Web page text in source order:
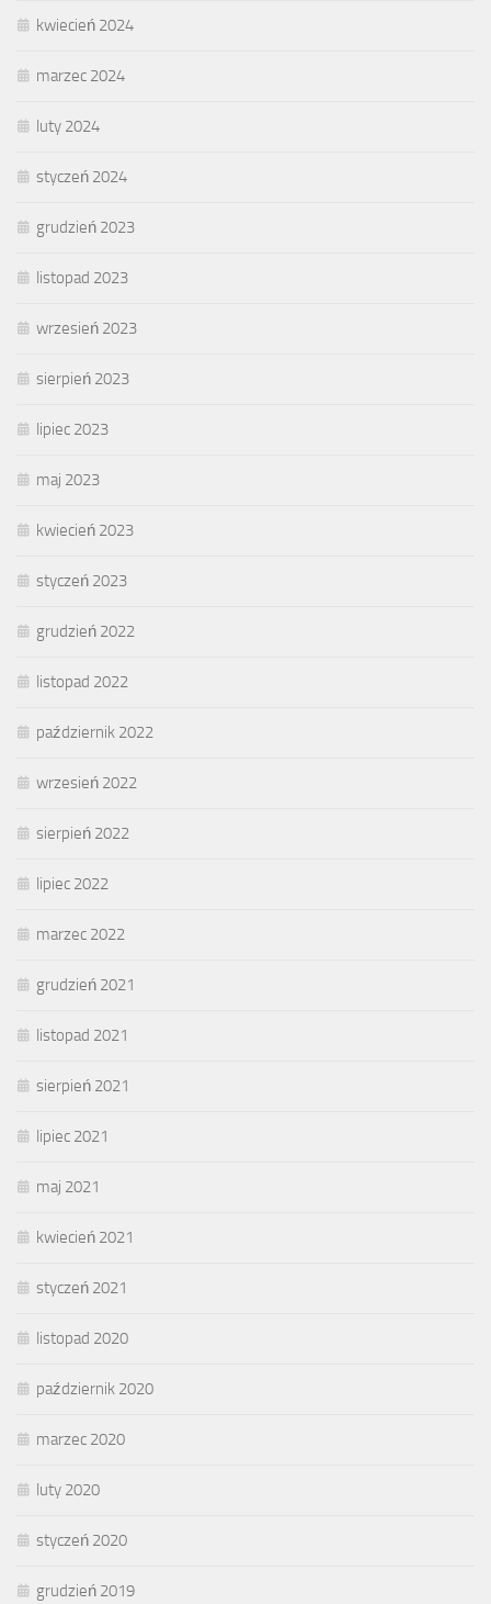
kwiecień 2024
marzec 2024
luty 2024
styczeń 2024
grudzień 2023
listopad 2023
wrzesień 2023
sierpień 2023
lipiec 2023
maj 2023
kwiecień 2023
styczeń 2023
grudzień 2022
listopad 2022
październik 2022
wrzesień 2022
sierpień 2022
lipiec 2022
marzec 2022
grudzień 2021
listopad 2021
sierpień 2021
lipiec 2021
maj 2021
kwiecień 2021
styczeń 2021
listopad 2020
październik 2020
marzec 2020
luty 2020
styczeń 2020
grudzień 2019